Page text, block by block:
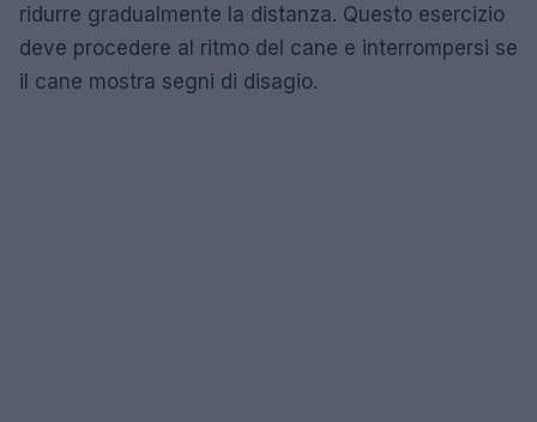
ridurre gradualmente la distanza. Questo esercizio
deve procedere al ritmo del cane e interrompersi se
il cane mostra segni di disagio.